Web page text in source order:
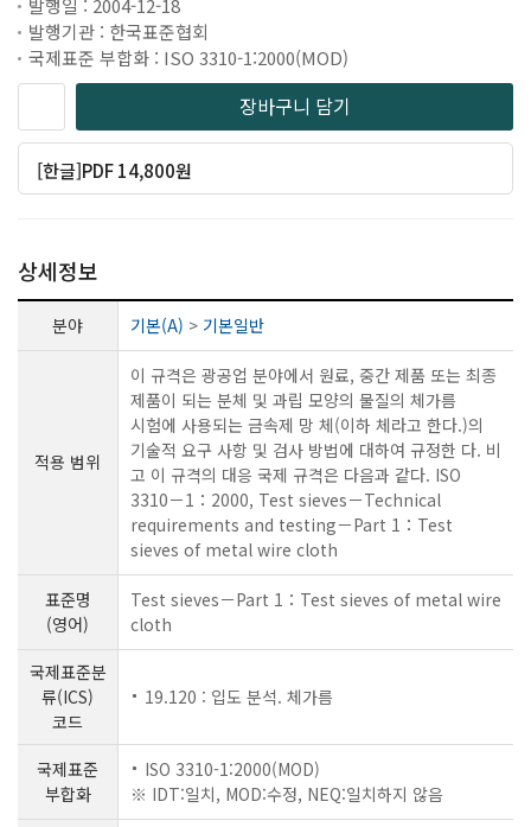
발행일 : 2004-12-18
발행기관 : 한국표준협회
국제표준 부합화 : ISO 3310-1:2000(MOD)
장바구니 담기
[한글]PDF 14,800원
상세정보
분야 기본(A) > 기본일반
적용 범위
이 규격은 광공업 분야에서 원료, 중간 제품 또는 최종
제품이 되는 분체 및 과립 모양의 물질의 체가름
시험에 사용되는 금속제 망 체(이하 체라고 한다.)의
기술적 요구 사항 및 검사 방법에 대하여 규정한 다. 비
고 이 규격의 대응 국제 규격은 다음과 같다. ISO
3310－1：2000, Test sieves－Technical
requirements and testing－Part 1：Test
sieves of metal wire cloth
표준명
(영어)
Test sieves－Part 1：Test sieves of metal wire
cloth
국제표준분
류(ICS)
코드
19.120 : 입도 분석. 체가름
국제표준
부합화
ISO 3310-1:2000(MOD)
※ IDT:일치, MOD:수정, NEQ:일치하지 않음